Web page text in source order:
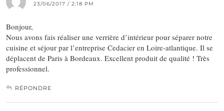
23/06/2017 / 2:18 PM
Bonjour,
Nous avons fais réaliser une verrière d’intérieur pour séparer notre
cuisine et séjour par l’entreprise Cedacier en Loire-atlantique. Il se
déplacent de Paris à Bordeaux. Excellent produit de qualité ! Très
professionnel.
RÉPONDRE